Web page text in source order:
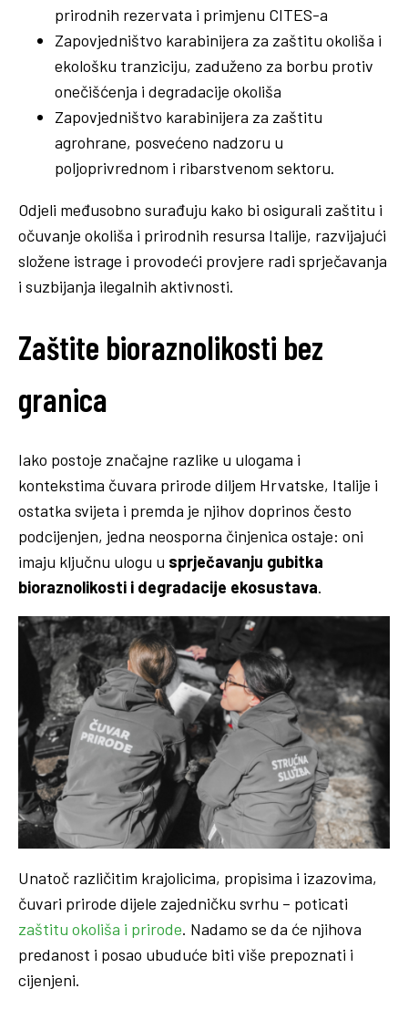
prirodnih rezervata i primjenu CITES-a
Zapovjedništvo karabinijera za zaštitu okoliša i
ekološku tranziciju, zaduženo za borbu protiv
onečišćenja i degradacije okoliša
Zapovjedništvo karabinijera za zaštitu
agrohrane, posvećeno nadzoru u
poljoprivrednom i ribarstvenom sektoru.
Odjeli međusobno surađuju kako bi osigurali zaštitu i
očuvanje okoliša i prirodnih resursa Italije, razvijajući
složene istrage i provodeći provjere radi sprječavanja
i suzbijanja ilegalnih aktivnosti.
Zaštite bioraznolikosti bez
granica
Iako postoje značajne razlike u ulogama i
kontekstima čuvara prirode diljem Hrvatske, Italije i
ostatka svijeta i premda je njihov doprinos često
podcijenjen, jedna neosporna činjenica ostaje: oni
imaju ključnu ulogu u sprječavanju gubitka
bioraznolikosti i degradacije ekosustava.
Unatoč različitim krajolicima, propisima i izazovima,
čuvari prirode dijele zajedničku svrhu – poticati
zaštitu okoliša i prirode. Nadamo se da će njihova
predanost i posao ubuduće biti više prepoznati i
cijenjeni.